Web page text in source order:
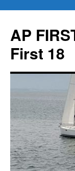
contenu
AP
First 18